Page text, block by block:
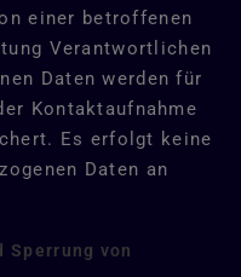
einer betroffenen
Verantwortlichen
Daten werden für
Kontaktaufnahme
Es erfolgt keine
Daten an
Sperrung von